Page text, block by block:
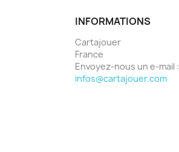
INFORMATIONS
Cartajouer
France
Envoyez-nous un e-mail :
infos@cartajouer.com